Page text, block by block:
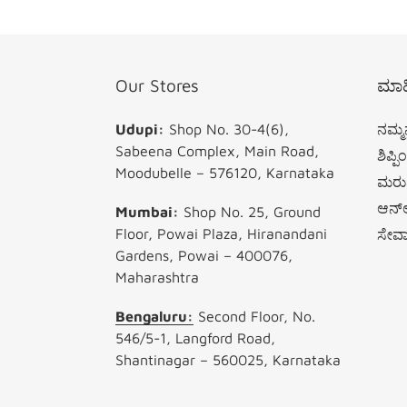
Our Stores
Udupi: Shop No. 30-4(6),
Sabeena Complex, Main Road,
Moodubelle – 576120, Karnataka
Mumbai: Shop No. 25, Ground
Floor, Powai Plaza, Hiranandani
Gardens, Powai – 400076,
Maharashtra
Bengaluru: Second Floor, No.
546/5-1, Langford Road,
Shantinagar – 560025, Karnataka